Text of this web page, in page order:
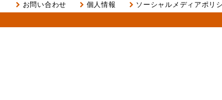
お問い合わせ 個人情報 ソーシャルメディアポリ